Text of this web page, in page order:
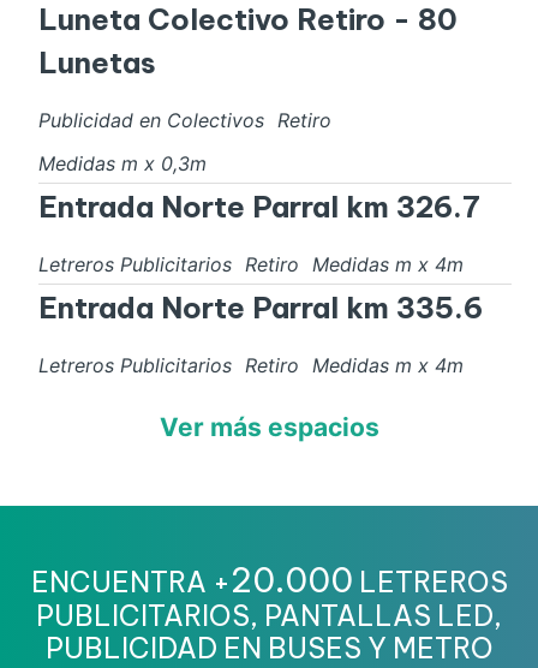
Luneta Colectivo Retiro - 80
Lunetas
Publicidad en Colectivos Retiro
Medidas m x 0,3m
Entrada Norte Parral km 326.7
Letreros Publicitarios Retiro Medidas m x 4m
Entrada Norte Parral km 335.6
Letreros Publicitarios Retiro Medidas m x 4m
Ver más espacios
ENCUENTRA +20.000 LETREROS
PUBLICITARIOS, PANTALLAS LED,
PUBLICIDAD EN BUSES Y METRO